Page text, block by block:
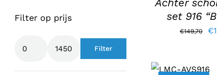
Achter
set 916
€149,70 €
AAN
Filter op prijs
Min.
prijs
Max.
prijs
Filter